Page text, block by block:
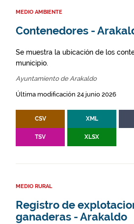
MEDIO AMBIENTE
Contenedores -
Se muestra la ubicación de los
municipio.
Ayuntamiento de Arakaldo
Última modificación 24 junio 2026
CSV XML
TSV XLSX
MEDIO RURAL
Registro de
ganaderas - Arakaldo